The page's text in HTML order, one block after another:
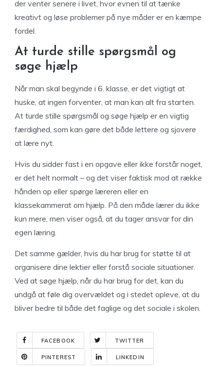
der venter senere i livet, hvor evnen til at tænke
kreativt og løse problemer på nye måder er en kæmpe
fordel.
At turde stille spørgsmål og
søge hjælp
Når man skal begynde i 6. klasse, er det vigtigt at
huske, at ingen forventer, at man kan alt fra starten.
At turde stille spørgsmål og søge hjælp er en vigtig
færdighed, som kan gøre det både lettere og sjovere
at lære nyt.
Hvis du sidder fast i en opgave eller ikke forstår noget,
er det helt normalt – og det viser faktisk mod at række
hånden op eller spørge læreren eller en
klassekammerat om hjælp. På den måde lærer du ikke
kun mere, men viser også, at du tager ansvar for din
egen læring.
Det samme gælder, hvis du har brug for støtte til at
organisere dine lektier eller forstå sociale situationer.
Ved at søge hjælp, når du har brug for det, kan du
undgå at føle dig overvældet og i stedet opleve, at du
bliver bedre til både det faglige og det sociale i skolen.
FACEBOOK TWITTER
PINTEREST LINKEDIN